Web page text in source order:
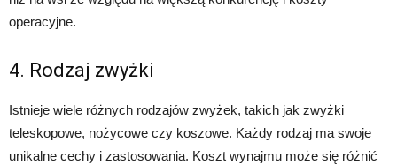
operacyjne.
4. Rodzaj zwyżki
Istnieje wiele różnych rodzajów zwyżek, takich jak zwyżki
teleskopowe, nożycowe czy koszowe. Każdy rodzaj ma swoje
unikalne cechy i zastosowania. Koszt wynajmu może się różnić